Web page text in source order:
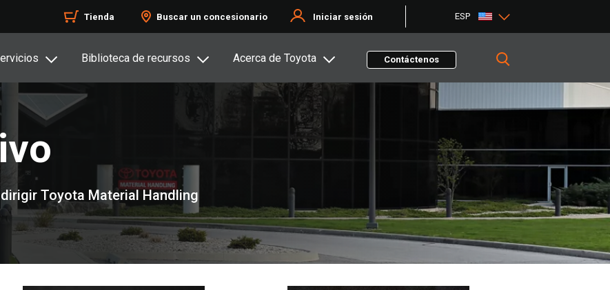
Tienda Buscar un concesionario Iniciar sesión ESP
Biblioteca de recursos Acerca de Toyota Contáctenos
Toyota Material Handling